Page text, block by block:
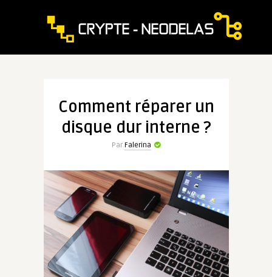
Comment réparer un
disque dur interne ?
Par Falerina